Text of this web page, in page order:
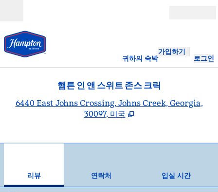
귀하의 숙박
가입하기
로그인
햄튼 인 앤 스위트 존스 크릭
6440 East Johns Crossing, Johns Creek, Georgia,
30097, 미국
리뷰 연락처
입실 시간